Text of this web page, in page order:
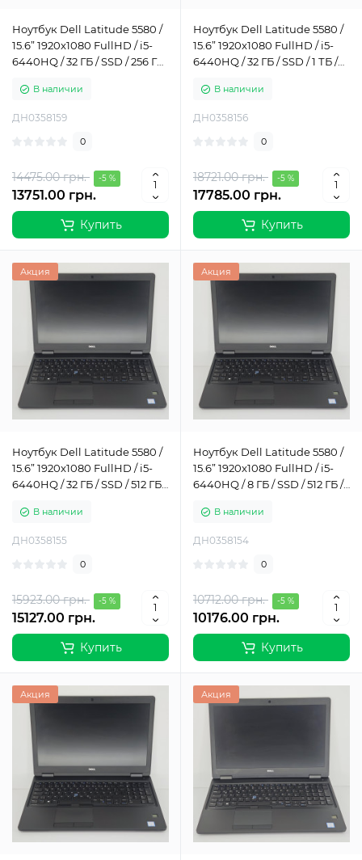
Ноутбук Dell Latitude 5580 /
15.6” 1920x1080 FullHD / i5-
6440HQ / 32 ГБ / SSD / 256 ГБ
Класс А-
В наличии
ДН0358159
0
14475.00 грн. -5 %
13751.00 грн.
Купить
Ноутбук Dell Latitude 5580 /
15.6” 1920x1080 FullHD / i5-
6440HQ / 32 ГБ / SSD / 1 ТБ /
А-
В наличии
ДН0358156
0
18721.00 грн. -5 %
17785.00 грн.
Купить
Акция
Ноутбук Dell Latitude 5580 /
15.6” 1920x1080 FullHD / i5-
6440HQ / 32 ГБ / SSD / 512 ГБ /
А-
В наличии
ДН0358155
0
15923.00 грн. -5 %
15127.00 грн.
Купить
Акция
Ноутбук Dell Latitude 5580 /
15.6” 1920x1080 FullHD / i5-
6440HQ / 8 ГБ / SSD / 512 ГБ /
А-
В наличии
ДН0358154
0
10712.00 грн. -5 %
10176.00 грн.
Купить
Акция Акция